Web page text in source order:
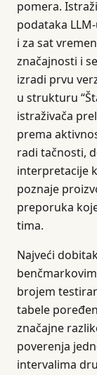
pomera.
podataka
i za sat
značajnosti i
izradi prvu
u strukturu
istraživača
prema
radi tačnosti,
interpretacije
poznaje
preporuka
tima.
Najveći
brojem
tabele
značajne
poverenja
intervalima